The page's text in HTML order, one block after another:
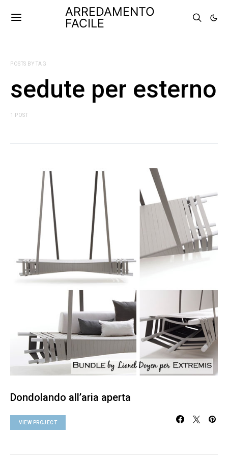
ARREDAMENTO
FACILE
POSTS BY TAG
sedute per esterno
1 POST
Dondolando all’aria aperta
VIEW PROJECT